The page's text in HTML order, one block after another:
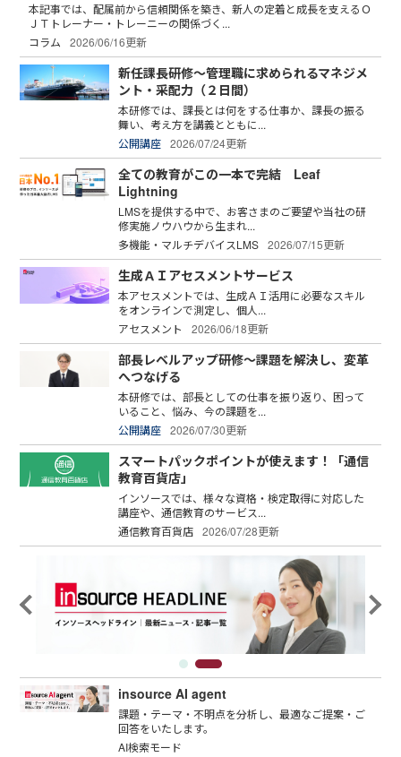
本記事では、配属前から信頼関係を築き、新人の定着と成長を支えるＯ
ＪＴトレーナー・トレーニーの関係づく...
コラム
2026/06/16更新
新任課長研修～管理職に求められるマネジメ
ント・采配力（２日間）
本研修では、課長とは何をする仕事か、課長の振る
舞い、考え方を講義とともに...
公開講座 2026/07/24更新
全ての教育がこの一本で完結 Leaf
Lightning
LMSを提供する中で、お客さまのご要望や当社の研
修実施ノウハウから生まれ...
多機能・マルチデバイスLMS 2026/07/15更新
生成ＡＩアセスメントサービス
本アセスメントでは、生成ＡＩ活用に必要なスキル
をオンラインで測定し、個人...
アセスメント
2026/06/18更新
部長レベルアップ研修～課題を解決し、変革
へつなげる
本研修では、部長としての仕事を振り返り、困って
いること、悩み、今の課題を...
公開講座 2026/07/30更新
スマートパックポイントが使えます！「通信
教育百貨店」
インソースでは、様々な資格・検定取得に対応した
講座や、通信教育のサービス...
通信教育百貨店 2026/07/28更新
insource AI agent
課題・テーマ・不明点を分析し、最適なご提案・ご
回答をいたします。
AI検索モード